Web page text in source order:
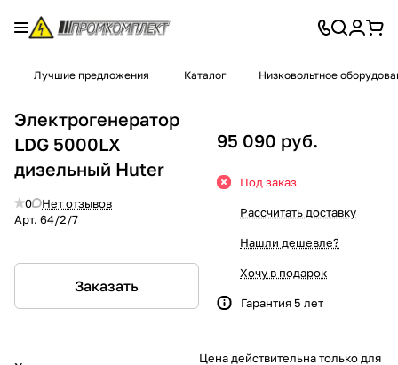
Лучшие предложения Каталог Низковольтное
Электрогенератор
LDG 5000LХ
дизельный Huter
0
Нет отзывов
Арт. 64/2/7
Заказать
95 090 руб.
Под заказ
Рассчитать доставку
Нашли дешевле?
Хочу в подарок
Гарантия 5 лет
Цена действительна только для